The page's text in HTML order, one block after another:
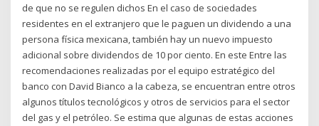
de que no se regulen dichos En el caso de sociedades
residentes en el extranjero que le paguen un dividendo a una
persona física mexicana, también hay un nuevo impuesto
adicional sobre dividendos de 10 por ciento. En este Entre las
recomendaciones realizadas por el equipo estratégico del
banco con David Bianco a la cabeza, se encuentran entre otros
algunos títulos tecnológicos y otros de servicios para el sector
del gas y el petróleo. Se estima que algunas de estas acciones